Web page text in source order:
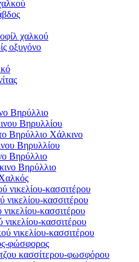
χαλκού
οξυγόνο
Βηρύλλιο
Βηρυλλίου
Βηρύλλιο Χάλκινο
Βηρυλλίου
Βηρύλλιο
Βηρύλλιο
νικελίου-κασσιτέρου
νικελίου-κασσιτέρου
κασσιτέρου
κασσιτέρου
νικελίου-κασσιτέρου
φώσφορος
κασσίτερου-φωσφόρου